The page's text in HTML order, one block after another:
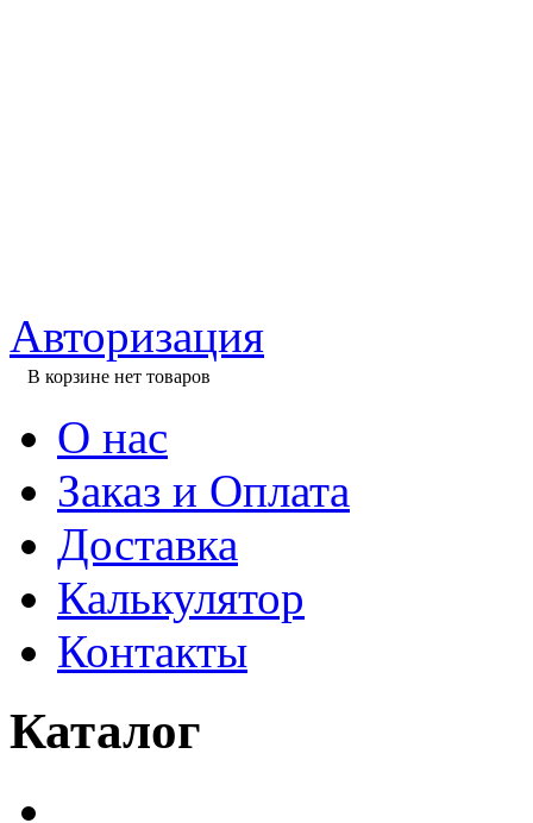
Авторизация
В корзине нет товаров
О нас
Заказ и Оплата
Доставка
Калькулятор
Контакты
Каталог